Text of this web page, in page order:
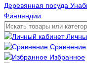
Деревянная посуда
Финляндии
Сравнение
Избранное